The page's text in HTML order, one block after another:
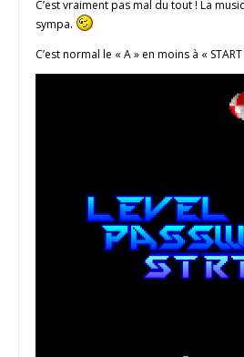
C’est vraiment pas mal du tout ! La
sympa.
C’est normal le « A » en moins à « START